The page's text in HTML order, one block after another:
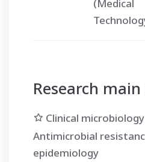
(Medical
Research
Clinical microbiology
Antimicrobial
epidemiology